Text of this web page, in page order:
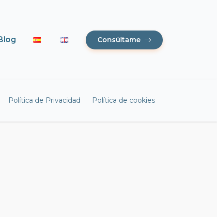
Consúltame
Política de Privacidad Política de cookies